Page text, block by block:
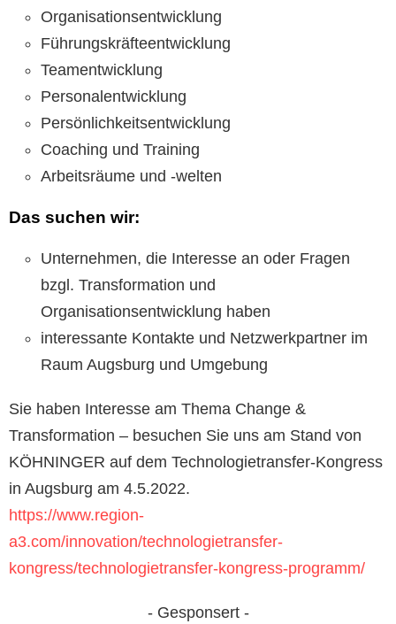
Organisationsentwicklung
Führungskräfteentwicklung
Teamentwicklung
Personalentwicklung
Persönlichkeitsentwicklung
Coaching und Training
Arbeitsräume und -welten
Das suchen wir:
Unternehmen, die Interesse an oder Fragen
bzgl. Transformation und
Organisationsentwicklung haben
interessante Kontakte und Netzwerkpartner im
Raum Augsburg und Umgebung
Sie haben Interesse am Thema Change &
Transformation – besuchen Sie uns am Stand von
KÖHNINGER auf dem Technologietransfer-Kongress
in Augsburg am 4.5.2022.
https://www.region-
a3.com/innovation/technologietransfer-
kongress/technologietransfer-kongress-programm/
- Gesponsert -